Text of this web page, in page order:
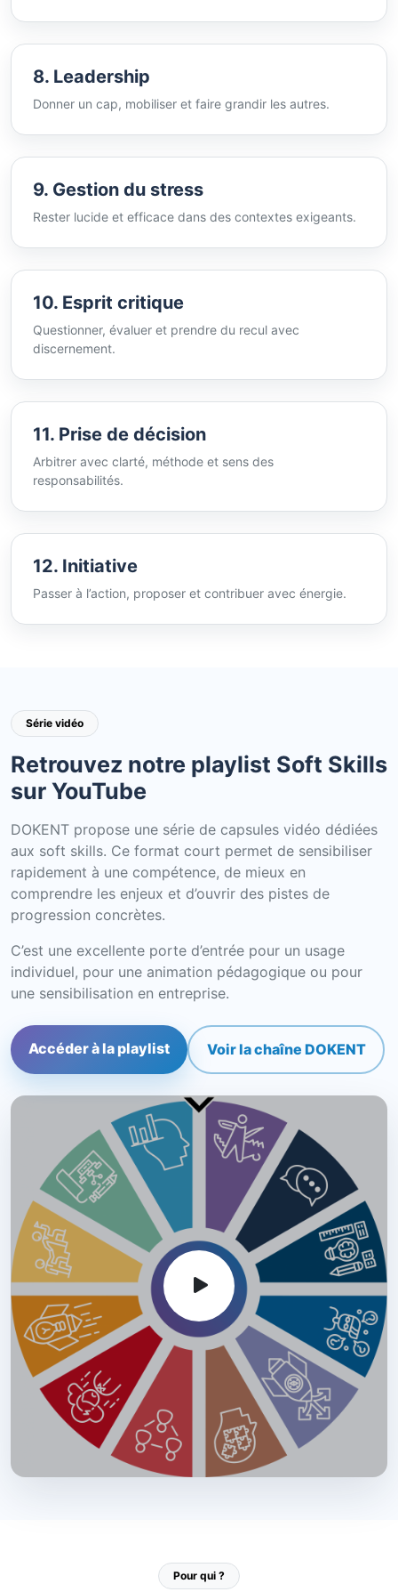
8. Leadership
Donner un cap, mobiliser et faire grandir les autres.
9. Gestion du stress
Rester lucide et efficace dans des contextes exigeants.
10. Esprit critique
Questionner, évaluer et prendre du recul avec
discernement.
11. Prise de décision
Arbitrer avec clarté, méthode et sens des
responsabilités.
12. Initiative
Passer à l’action, proposer et contribuer avec énergie.
Série vidéo
Retrouvez notre playlist Soft Skills
sur YouTube
DOKENT propose une série de capsules vidéo dédiées
aux soft skills. Ce format court permet de sensibiliser
rapidement à une compétence, de mieux en
comprendre les enjeux et d’ouvrir des pistes de
progression concrètes.
C’est une excellente porte d’entrée pour un usage
individuel, pour une animation pédagogique ou pour
une sensibilisation en entreprise.
Accéder à la playlist Voir la chaîne DOKENT
Pour qui ?